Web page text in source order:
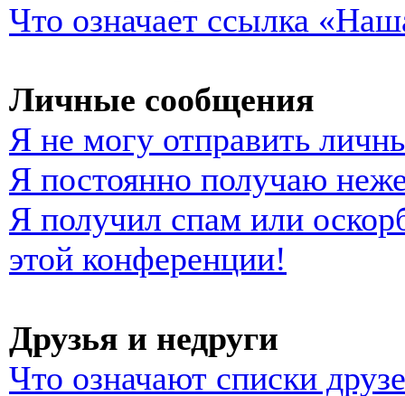
Что означает ссылка
Личные сообщения
Я не могу отправить
Я постоянно получаю
Я получил спам или
этой конференции!
Друзья и недруги
Что означают списки